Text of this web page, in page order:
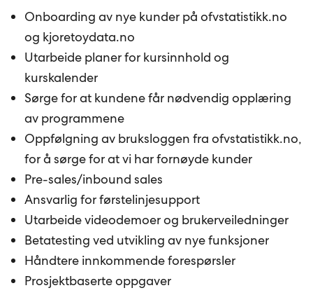
Onboarding av nye kunder på ofvstatistikk.no
og kjoretoydata.no
Utarbeide planer for kursinnhold og
kurskalender
Sørge for at kundene får nødvendig opplæring
av programmene
Oppfølgning av bruksloggen fra ofvstatistikk.no,
for å sørge for at vi har fornøyde kunder
Pre-sales/inbound sales
Ansvarlig for førstelinjesupport
Utarbeide videodemoer og brukerveiledninger
Betatesting ved utvikling av nye funksjoner
Håndtere innkommende forespørsler
Prosjektbaserte oppgaver